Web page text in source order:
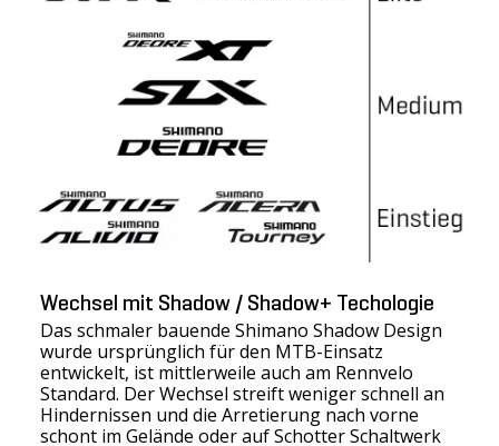
Wechsel mit Shadow / Shadow+ Techologie
Das schmaler bauende Shimano Shadow Design
wurde ursprünglich für den MTB-Einsatz
entwickelt, ist mittlerweile auch am Rennvelo
Standard. Der Wechsel streift weniger schnell an
Hindernissen und die Arretierung nach vorne
schont im Gelände oder auf Schotter Schaltwerk